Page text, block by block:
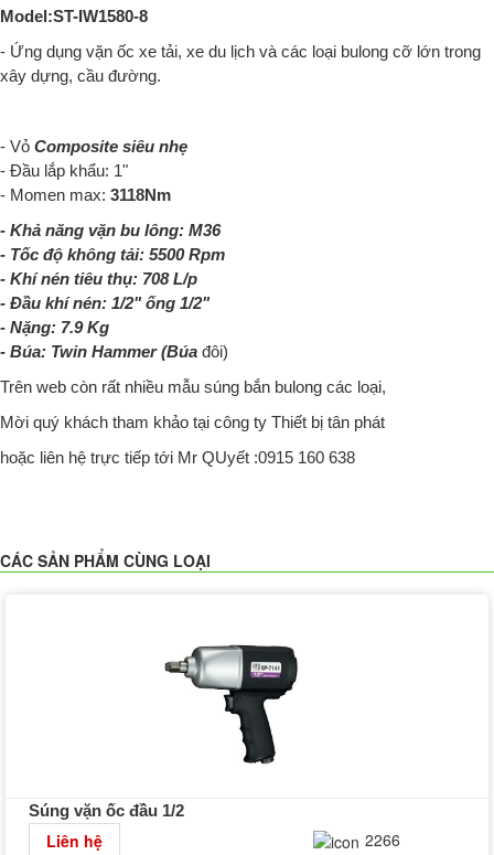
Model:ST-IW1580-8
- Ứng dụng vặn ốc xe tải, xe du lịch và các loại bulong cỡ lớn trong
xây dựng, cầu đường.
- Vỏ Composite siêu nhẹ
- Đầu lắp khẩu: 1"
- Momen max: 3118Nm
- Khả năng vặn bu lông: M36
- Tốc độ không tải: 5500 Rpm
- Khí nén tiêu thụ: 708 L/p
- Đầu khí nén: 1/2" ống 1/2"
- Nặng: 7.9 Kg
- Búa: Twin Hammer (Búa đôi)
Trên web còn rất nhiều mẫu súng bắn bulong các loại,
Mời quý khách tham khảo tại công ty Thiết bị tân phát
hoặc liên hệ trực tiếp tới Mr QUyết :0915 160 638
CÁC SẢN PHẨM CÙNG LOẠI
Súng vặn ốc đầu 1/2
Liên hệ 2266